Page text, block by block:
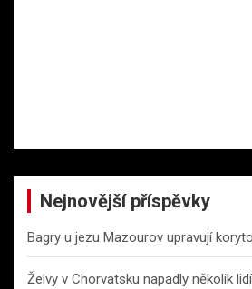
Nejnovější příspěvky
Bagry u jezu Mazourov upravují
Želvy v Chorvatsku napadly několik